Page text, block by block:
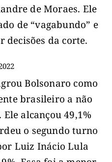
de Moraes. Ele
de “vagabundo” e
decisões da corte.
Bolsonaro como
brasileiro a não
Ele alcançou 49,1%
o segundo turno
Luiz Inácio Lula